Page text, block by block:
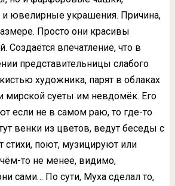
ювелирные украшения. Причина,
Просто они красивы
Создаётся впечатление, что в
представительницы слабого
художника, парят в облаках
мирской суеты им невдомёк. Его
если не в самом раю, то где-то
венки из цветов, ведут беседы с
стихи, поют, музицируют или
то не менее, видимо,
сами… По сути, Муха сделал то,